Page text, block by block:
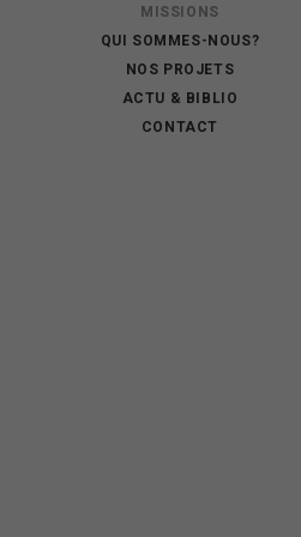
MISSIONS
QUI SOMMES-NOUS?
NOS PROJETS
ACTU & BIBLIO
CONTACT